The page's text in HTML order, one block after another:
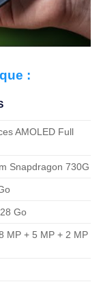
:
AMOLED Full
Snapdragon 730G
Go
MP + 5 MP + 2 MP